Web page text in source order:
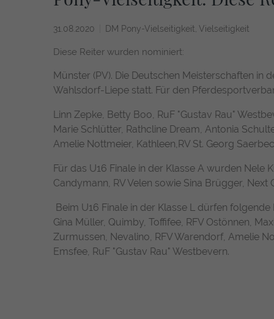
31.08.2020 DM Pony-Vielseitigkeit Vielseitigkeit
Diese Reiter wurden nominiert:
Münster (PV). Die Deutschen Meisterschaften in
Wahlsdorf-Liepe statt. Für den
Linn Zepke, Betty Boo, RuF "Gustav Rau"
Marie Schlütter, Rathcline Dream, Antonia
Amelie Nottmeier, Kathleen,RV St. Georg
Für das U16 Finale in der Klasse A wurden Nele
Candymann, RV Velen sowie Sina Brügger,
Beim U16 Finale in der Klasse L dürfen folgende
Gina Müller, Quimby, Toffifee, RFV Ostönnen,
Zurmussen, Nevalino, RFV Warendorf, Amelie
Emsfee, RuF "Gustav Rau" Westbevern.